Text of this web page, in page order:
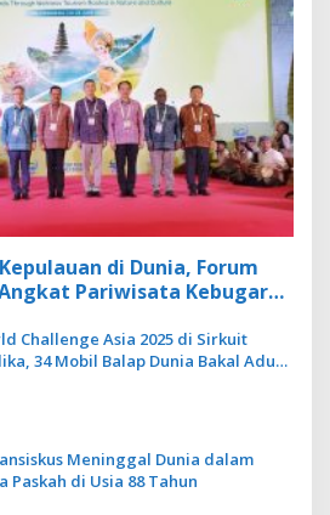
di Dunia, Forum
Pariwisata Kebugaran
Challenge Asia 2025 di Sirkuit
34 Mobil Balap Dunia Bakal Adu
Meninggal Dunia dalam
Paskah di Usia 88 Tahun